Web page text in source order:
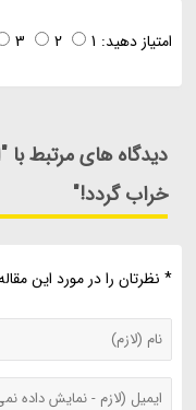
امتیاز دهید: 1
2
3
دیدگاه های مرتبط با
خراب گردد!"
* نظرتان را در مورد این